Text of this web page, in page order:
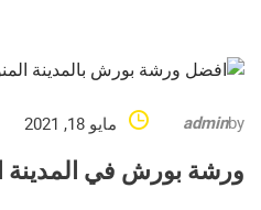
by
admin مايو 18, 2021
ورشة بورش في المدينة